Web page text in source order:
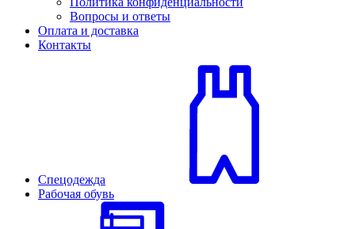
Вопросы и ответы
Оплата и доставка
Контакты
Спецодежда
Рабочая обувь